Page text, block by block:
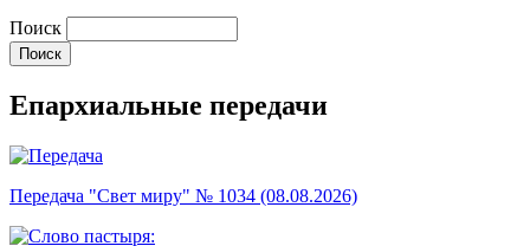
Поиск
Епархиальные передачи
Передача "Свет миру" № 1034 (08.08.2026)